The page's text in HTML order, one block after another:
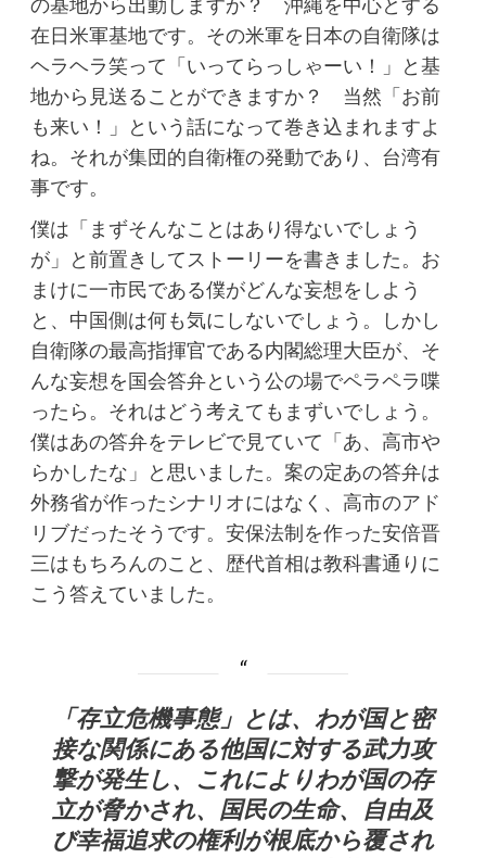
の基地から出動しますか？ 沖縄を中心とする
在日米軍基地です。その米軍を日本の自衛隊は
ヘラヘラ笑って「いってらっしゃーい！」と基
地から見送ることができますか？ 当然「お前
も来い！」という話になって巻き込まれますよ
ね。それが集団的自衛権の発動であり、台湾有
事です。
僕は「まずそんなことはあり得ないでしょう
が」と前置きしてストーリーを書きました。お
まけに一市民である僕がどんな妄想をしよう
と、中国側は何も気にしないでしょう。しかし
自衛隊の最高指揮官である内閣総理大臣が、そ
んな妄想を国会答弁という公の場でペラペラ喋
ったら。それはどう考えてもまずいでしょう。
僕はあの答弁をテレビで見ていて「あ、高市や
らかしたな」と思いました。案の定あの答弁は
外務省が作ったシナリオにはなく、高市のアド
リブだったそうです。安保法制を作った安倍晋
三はもちろんのこと、歴代首相は教科書通りに
こう答えていました。
「存立危機事態」とは、わが国と密
接な関係にある他国に対する武力攻
撃が発生し、これによりわが国の存
立が脅かされ、国民の生命、自由及
び幸福追求の権利が根底から覆され